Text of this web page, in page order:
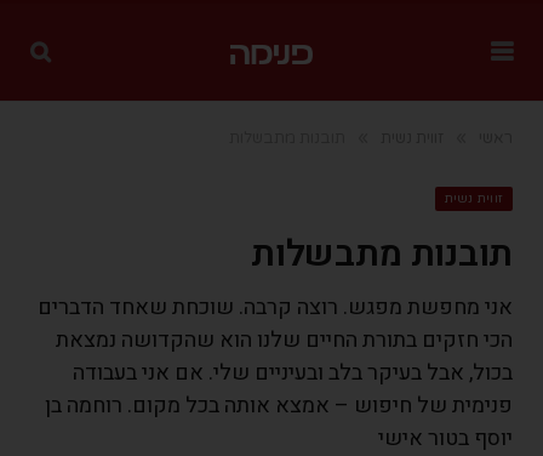
זווית נשית
תובנות מתבשלות
אני מחפשת מפגש. רוצה קרבה. שוכחת שאחד הדברים
הכי חזקים בתורת החיים שלנו הוא שהקדושה נמצאת
בכול, אבל בעיקר בלב ובעיניים שלי. אם אני בעבודה
פנימית של חיפוש – אמצא אותה בכל מקום. רוחמה בן
יוסף בטור אישי